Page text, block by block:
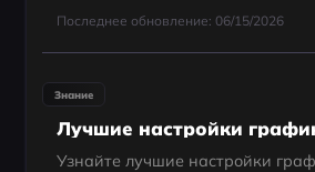
Последнее обновление: 06/15/2026
Знание